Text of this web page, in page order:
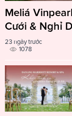
Meliá
Cưới & Nghỉ
23 ngày trước
1078